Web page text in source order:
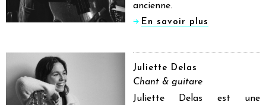
ancienne.
En savoir plus
Juliette Delas
Chant & guitare
Juliette Delas est une